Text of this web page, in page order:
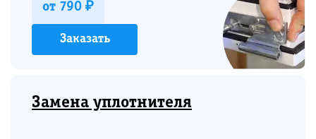
от 790 ₽
Заказать
Замена уплотнителя